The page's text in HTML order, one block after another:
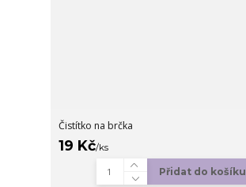
Čistítko na brčka
19 Kč/ks
Přidat do košíku